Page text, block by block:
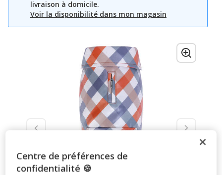
livraison à domicile.
Voir la disponibilité dans mon magasin
Centre de préférences de
confidentialité 🍪